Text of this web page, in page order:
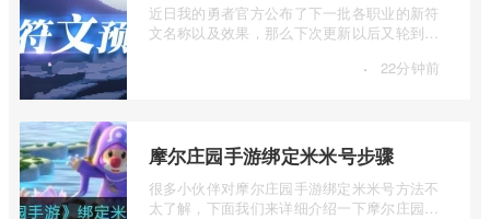
近日我的勇者官方公布了下一批各职业的新符
文名称以及效果，那么下次更新以后又轮到谁
· 22分钟前
摩尔庄园手游绑定米米号步骤
很多小伙伴对摩尔庄园手游绑定米米号方法不
太了解，下面我们来详细介绍一下摩尔庄园手